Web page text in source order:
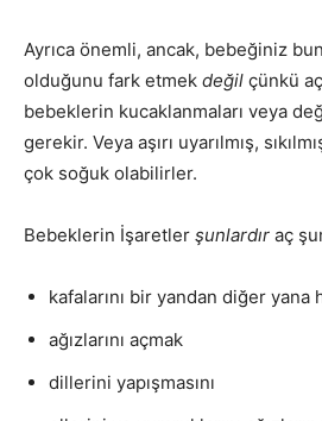
Ayrıca önemli, ancak, bebeğiniz
olduğunu fark etmek değil çünkü
bebeklerin kucaklanmaları veya
gerekir. Veya aşırı uyarılmış,
çok soğuk olabilirler.
Bebeklerin İşaretler şunlardır aç
kafalarını bir yandan diğer
ağızlarını açmak
dillerini yapışmasını